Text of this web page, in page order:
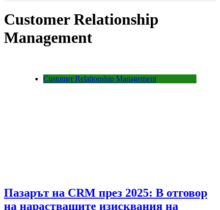
Customer Relationship
Management
Customer Relationship Management
Пазарът на CRM през 2025: В отговор
на нарастващите изисквания на